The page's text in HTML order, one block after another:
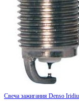
Свеча зажигания Denso